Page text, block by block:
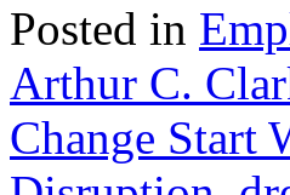
Posted in
Arthur C.
Change Start